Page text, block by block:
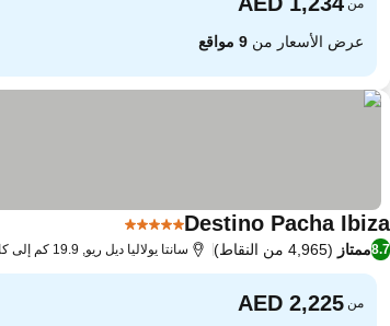
عرض الأسعار من 9 مواقع
Destino Pacha Ibiza5 عدد النجوم
8.7ممتاز (4,965 من النقاط) سانتا يولاليا ديل ريو, 19.9 كم إلى كالا تاريدا
من